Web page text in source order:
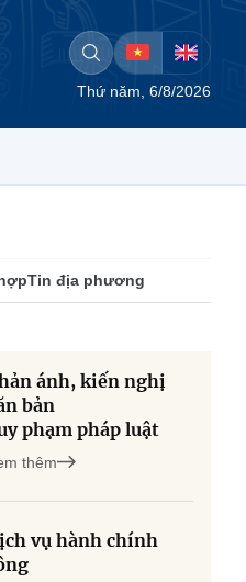
Thứ năm, 6/8/2026
Tin địa phương
ánh, kiến nghị
bản
phạm pháp luật
thêm
vụ hành chính